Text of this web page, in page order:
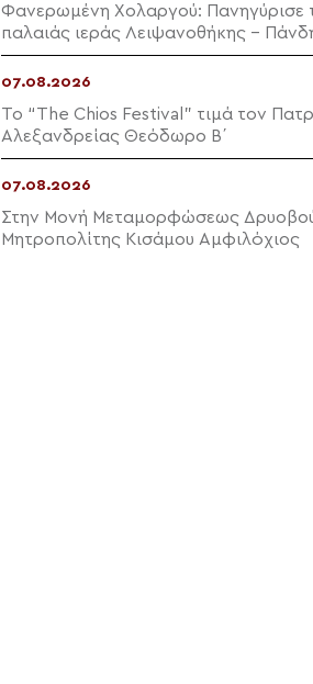
Φανερωμένη Χολαργού: Πανηγύρισε
παλαιάς ιεράς Λειψανοθήκης –
παρουσία του Επισκόπου
07.08.2026
Το “The Chios Festival” τιμά τον
Αλεξανδρείας Θεόδωρο Β΄
07.08.2026
Στην Μονή Μεταμορφώσεως
Μητροπολίτης Κισάμου Αμφιλόχιος